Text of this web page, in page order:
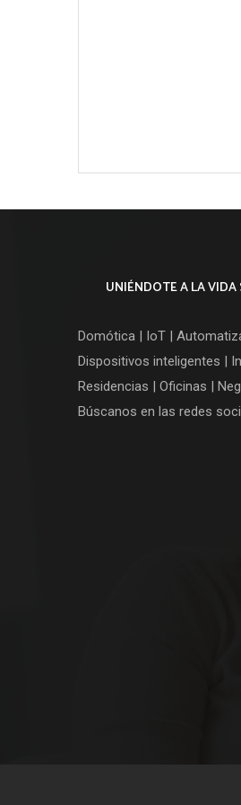
UNIÉNDOTE A LA VIDA
Domótica | IoT |
Dispositivos inteligentes |
Residencias | Oficinas |
Búscanos en las redes